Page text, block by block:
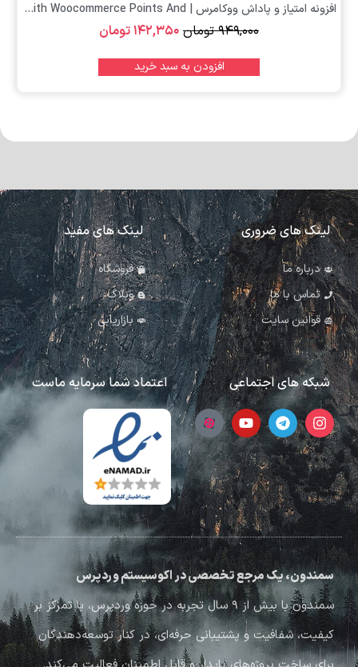
افزونه امتیاز و پاداش ووکامرس | Yith Woocommerce Points And...
۹۴۹,۰۰۰ تومان ۱۴۲,۳۵۰تومان
افزودن به سبد خرید
لینک های ضروری
درباره ما
تماس با ما
قوانین سایت
لینک های مفید
فروشگاه
وبلاگ
بازاریابی
شبکه های اجتماعی اعتماد شما سرمایه ماست
سمندون، یک مرجع تخصصی در اکوسیستم وردپرس
سمندون با بیش از ۹ سال تجربه در حوزه وردپرس، با تمرکز بر
کیفیت، شفافیت و پشتیبانی حرفه‌ای، در کنار توسعه‌دهندگان